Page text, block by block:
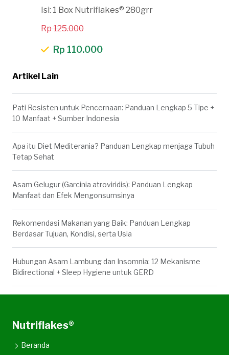
Isi: 1 Box Nutriflakes® 280grr
Rp 125.000
Rp 110.000
Artikel Lain
Pati Resisten untuk Pencernaan: Panduan Lengkap 5 Tipe +
10 Manfaat + Sumber Indonesia
Apa itu Diet Mediterania? Panduan Lengkap menjaga Tubuh
Tetap Sehat
Asam Gelugur (Garcinia atroviridis): Panduan Lengkap
Manfaat dan Efek Mengonsumsinya
Rekomendasi Makanan yang Baik: Panduan Lengkap
Berdasar Tujuan, Kondisi, serta Usia
Hubungan Asam Lambung dan Insomnia: 12 Mekanisme
Bidirectional + Sleep Hygiene untuk GERD
Nutriflakes®
Beranda